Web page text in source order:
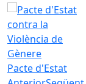
Pacte d'Estat